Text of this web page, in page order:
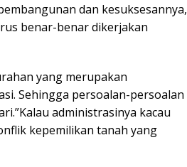
dan kesuksesannya,
benar-benar dikerjakan
yang merupakan
Sehingga persoalan-persoalan
administrasinya kacau
kepemilikan tanah yang